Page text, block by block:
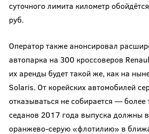
суточного лимита километр
руб.
Оператор также анонсировал
автопарка на 300 кроссоверов
их аренды будет такой же, как на
Solaris. От корейских автомобилей
отказываться не собирается — более
седанов 2017 года выпуска должны
оранжево-серую «флотилию» в